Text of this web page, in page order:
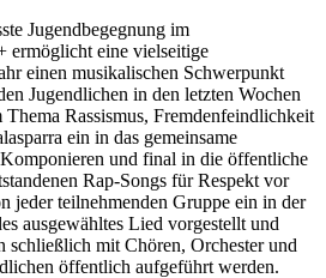
Jugendbegegnung im
ermöglicht eine vielseitige
einen musikalischen Schwerpunkt
Jugendlichen in den letzten Wochen
Rassismus, Fremdenfeindlichkeit
ein in das gemeinsame
und final in die öffentliche
Rap-Songs für Respekt vor
jeder teilnehmenden Gruppe ein in der
ausgewähltes Lied vorgestellt und
schließlich mit Chören, Orchester und
öffentlich aufgeführt werden.